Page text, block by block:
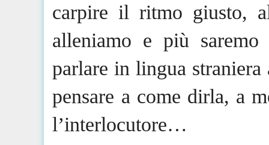
carpire il ritmo giusto,
alleniamo e più
parlare in lingua
pensare a come dirla, a
l’interlocutore…